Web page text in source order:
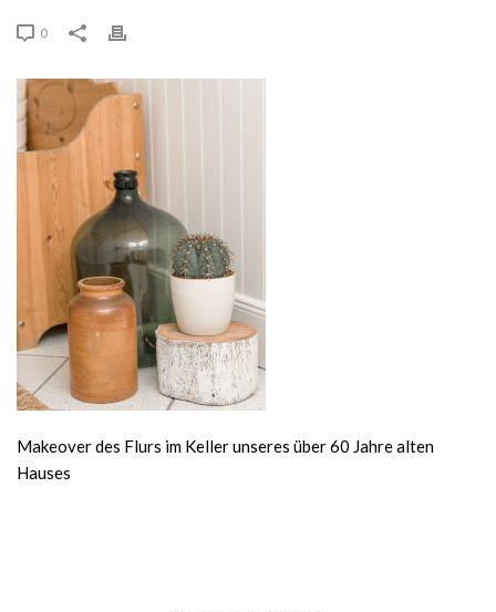
0
Makeover des Flurs im Keller unseres über 60 Jahre alten
Hauses